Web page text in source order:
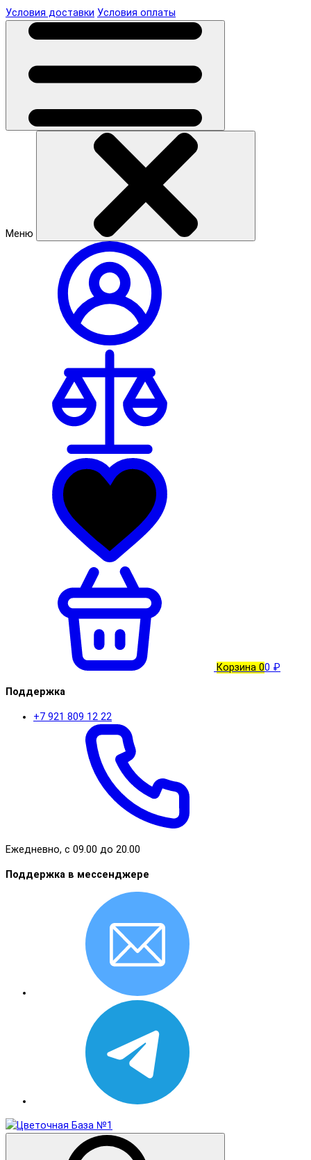
Условия доставки Условия оплаты
Меню
Корзина 00 ₽
Поддержка
+7 921 809 12 22
Ежедневно, с 09.00 до 20.00
Поддержка в мессенджере